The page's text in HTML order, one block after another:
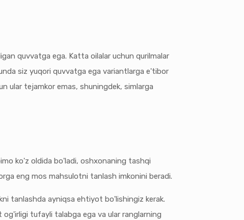
quvvatga ega. Katta oilalar uchun qurilmalar
siz yuqori quvvatga ega variantlarga e'tibor
ular tejamkor emas, shuningdek, simlarga
ko'z oldida bo'ladi, oshxonaning tashqi
eng mos mahsulotni tanlash imkonini beradi.
tanlashda ayniqsa ehtiyot bo'lishingiz kerak.
tufayli talabga ega va ular ranglarning